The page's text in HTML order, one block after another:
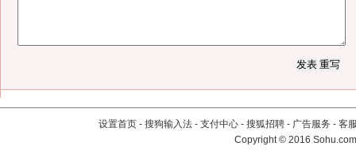
设置首页 - 搜狗输入法 - 支付中心 - 搜狐招聘 - 广告服务 - 客
Copyright©2016